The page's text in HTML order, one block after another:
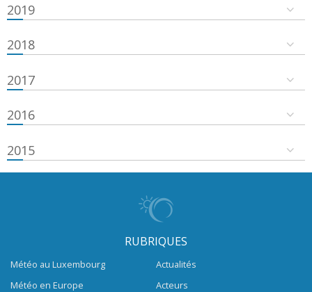
2019
2018
2017
2016
2015
RUBRIQUES
Météo au Luxembourg
Météo en Europe
Actualités
Acteurs